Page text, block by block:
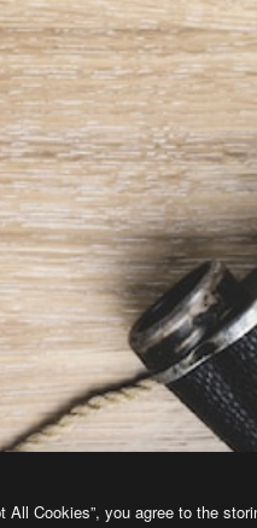
All Cookies”, you agree to the